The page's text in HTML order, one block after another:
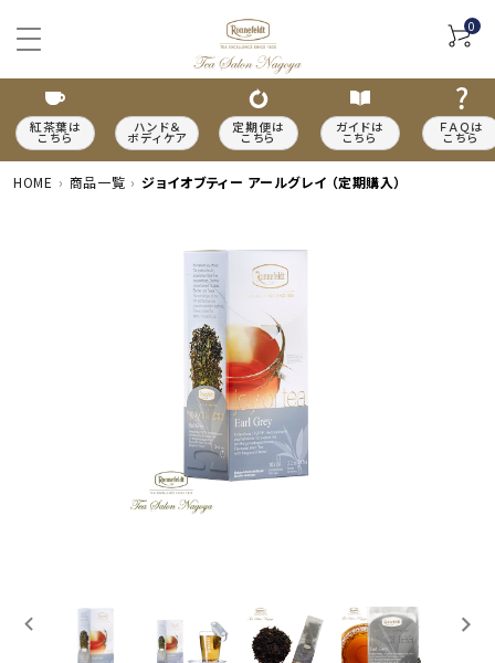
0
紅茶葉は
こちら
ハンド＆
ボディケア
定期便は
こちら
ガイドは
こちら
ＦＡＱは
こちら
person 新規会員登録
定期購入商品
HOME 商品一覧 ジョイオブティー アールグレイ （定期購入）